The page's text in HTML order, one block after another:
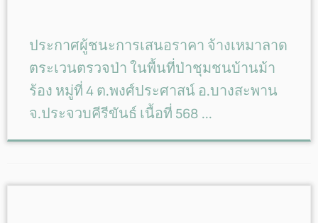
ประกาศผู้ชนะการเสนอราคา จ้างเหมาลาด
ตระเวนตรวจป่า ในพื้นที่ป่าชุมชนบ้านม้า
ร้อง หมู่ที่ 4 ต.พงศ์ประศาสน์ อ.บางสะพาน
จ.ประจวบคีรีขันธ์ เนื้อที่ 568 ...